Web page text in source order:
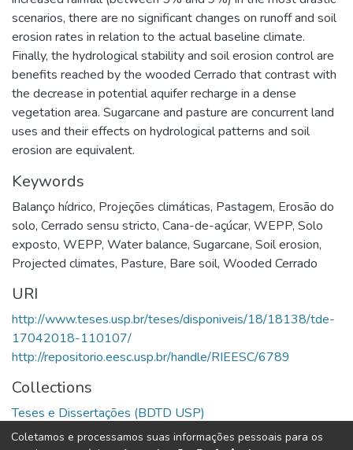
scenarios, there are no significant changes on runoff and soil
erosion rates in relation to the actual baseline climate.
Finally, the hydrological stability and soil erosion control are
benefits reached by the wooded Cerrado that contrast with
the decrease in potential aquifer recharge in a dense
vegetation area. Sugarcane and pasture are concurrent land
uses and their effects on hydrological patterns and soil
erosion are equivalent.
Keywords
Balanço hídrico, Projeções climáticas, Pastagem, Erosão do
solo, Cerrado sensu stricto, Cana-de-açúcar, WEPP, Solo
exposto, WEPP, Water balance, Sugarcane, Soil erosion,
Projected climates, Pasture, Bare soil, Wooded Cerrado
URI
http://www.teses.usp.br/teses/disponiveis/18/18138/tde-
17042018-110107/
http://repositorio.eesc.usp.br/handle/RIEESC/6789
Collections
Teses e Dissertações (BDTD USP)
Coletamos e processamos suas informações pessoais para os